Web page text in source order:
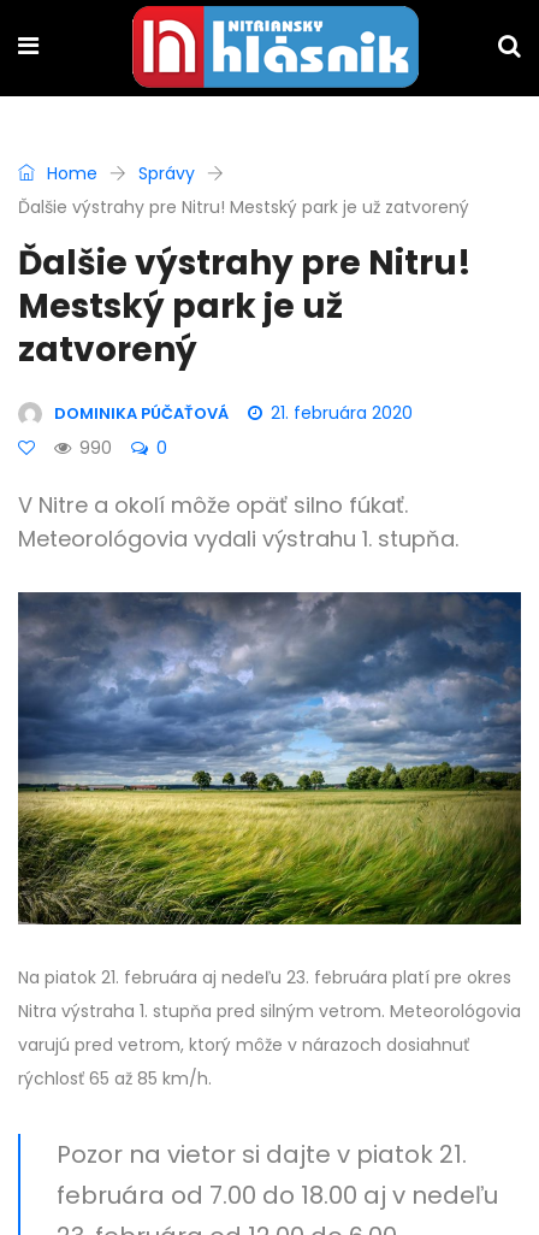
Home
Správy
Ďalšie výstrahy pre Nitru! Mestský park je už zatvorený
Ďalšie výstrahy pre Nitru!
Mestský park je už
zatvorený
DOMINIKA PÚČAŤOVÁ
21. februára 2020
990
0
V Nitre a okolí môže opäť silno fúkať.
Meteorológovia vydali výstrahu 1. stupňa.
Na piatok 21. februára aj nedeľu 23. februára platí pre okres
Nitra výstraha 1. stupňa pred silným vetrom. Meteorológovia
varujú pred vetrom, ktorý môže v nárazoch dosiahnuť
rýchlosť 65 až 85 km/h.
Pozor na vietor si dajte v piatok 21.
februára od 7.00 do 18.00 aj v nedeľu